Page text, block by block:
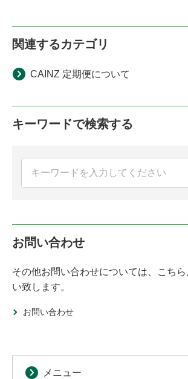
関連するカテゴリ
CAINZ 定期便について
キーワードで検索する
お問い合わせ
その他お問い合わせについては、こち
い致します。
お問い合わせ
メニュー